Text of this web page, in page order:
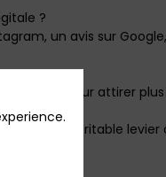
?
un avis sur
Google pour attirer
ligne un véritable levier